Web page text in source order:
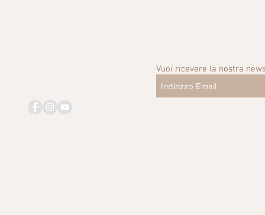
Vuoi ricevere la nostra